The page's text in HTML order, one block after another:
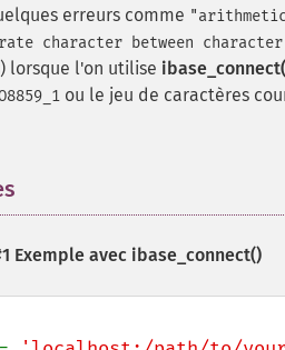
erreurs comme
character between
lorsque l'on utilise
ou le jeu de caractères
Exemple avec ibase_connect()